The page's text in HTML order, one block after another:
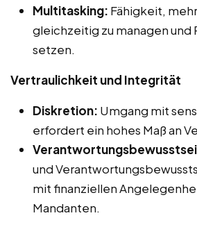
Multitasking: Fähigkeit,
gleichzeitig zu managen und
setzen.
Vertraulichkeit und Integrität
Diskretion: Umgang mit
erfordert ein hohes Maß an
und
mit finanziellen
Mandanten.